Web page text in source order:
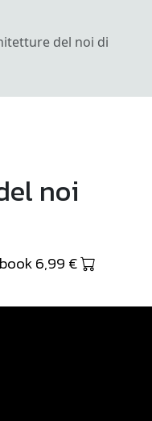
del noi di
noi
6,99 €